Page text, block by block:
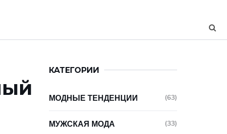
КАТЕГОРИИ
МОДНЫЕ ТЕНДЕНЦИИ (63)
МУЖСКАЯ МОДА (33)